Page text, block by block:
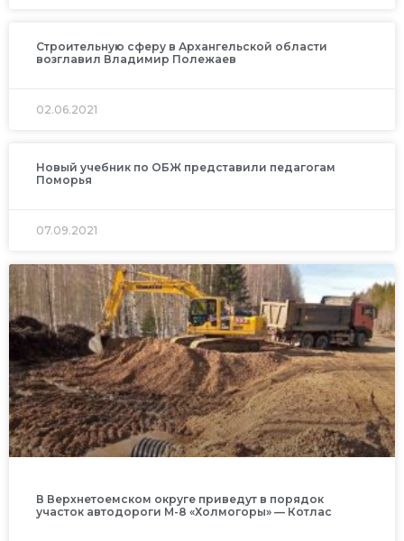
Строительную сферу в Архангельской области
возглавил Владимир Полежаев
02.06.2021
Новый учебник по ОБЖ представили педагогам
Поморья
07.09.2021
В Верхнетоемском округе приведут в порядок
участок автодороги М-8 «Холмогоры» — Котлас